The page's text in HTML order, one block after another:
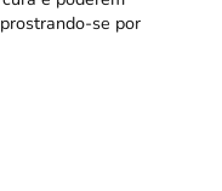
se por